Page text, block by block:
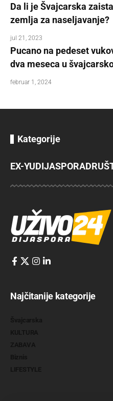
Da li je Švajcarska
zemlja za naseljavanje?
jul 21, 2023
Pucano na pedeset
dva meseca u
februar 1, 2024
Kategorije
EX-YUDIJASPORA
Najčitanije kategorije